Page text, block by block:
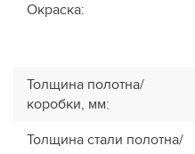
Окраска:
Толщина полотна/
коробки, мм:
Толщина стали полотна/